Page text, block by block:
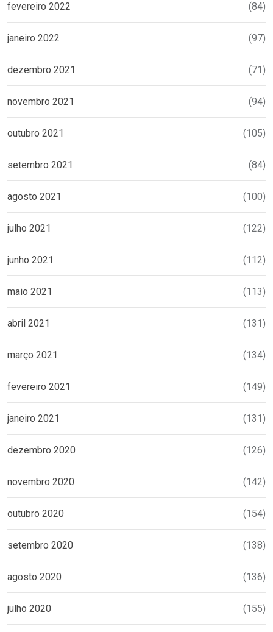
fevereiro 2022 (84)
janeiro 2022 (97)
dezembro 2021 (71)
novembro 2021 (94)
outubro 2021 (105)
setembro 2021 (84)
agosto 2021 (100)
julho 2021 (122)
junho 2021 (112)
maio 2021 (113)
abril 2021 (131)
março 2021 (134)
fevereiro 2021 (149)
janeiro 2021 (131)
dezembro 2020 (126)
novembro 2020 (142)
outubro 2020 (154)
setembro 2020 (138)
agosto 2020 (136)
julho 2020 (155)